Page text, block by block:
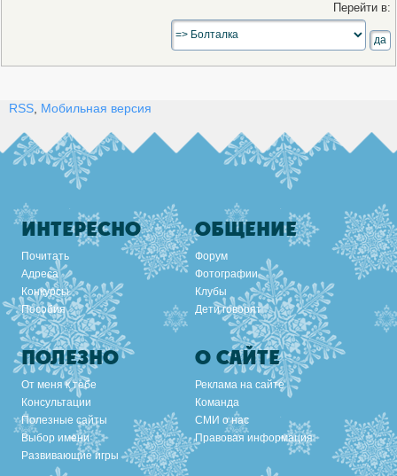
Перейти в:
RSS Мобильная версия
ИНТЕРЕСНО
Почитать
Адреса
Конкурсы
Пособия
ОБЩЕНИЕ
Форум
Фотографии
Клубы
Дети говорят
ПОЛЕЗНО
От меня к тебе
Консультации
Полезные сайты
Выбор имени
Развивающие игры
О САЙТЕ
Реклама на сайте
Команда
СМИ о нас
Правовая информация